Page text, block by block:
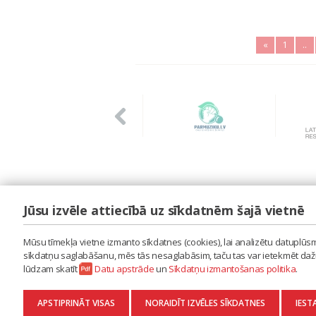
« 1 ..
LAIPA
ES RADU MŪZIKU
AKTUALITĀTES
KONTAKTI
SĪKDATŅU IZMANTOŠANAS POLITIKA
DATU APSTRĀDE
Jūsu izvēle attiecībā uz sīkdatnēm šajā vietnē
Mūsu tīmekļa vietne izmanto sīkdatnes (cookies), lai analizētu
sīkdatņu saglabāšanu, mēs tās nesaglabāsim, taču tas var ietekmēt
lūdzam skatīt
Datu apstrādeun Sīkdatņu izmantošanas politika.
APSTIPRINĀT VISAS NORAIDĪT IZVĒLES SĪKDATNES